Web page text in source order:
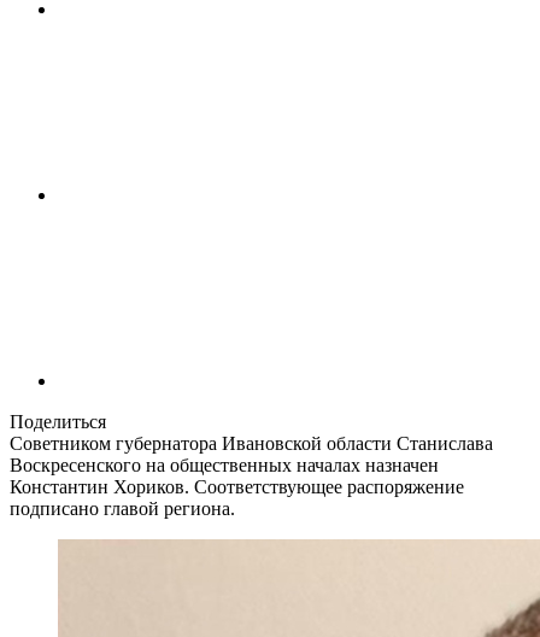
Поделиться
Советником губернатора Ивановской области Станислава
Воскресенского на общественных началах назначен
Константин Хориков. Соответствующее распоряжение
подписано главой региона.